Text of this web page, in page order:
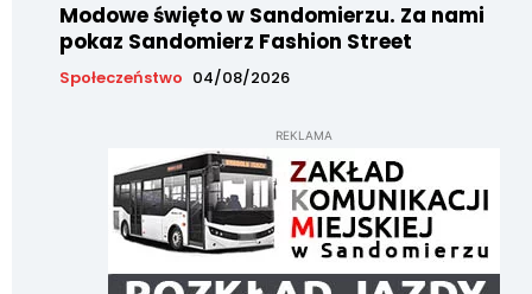
Modowe święto w Sandomierzu. Za nami
pokaz Sandomierz Fashion Street
Społeczeństwo 04/08/2026
REKLAMA